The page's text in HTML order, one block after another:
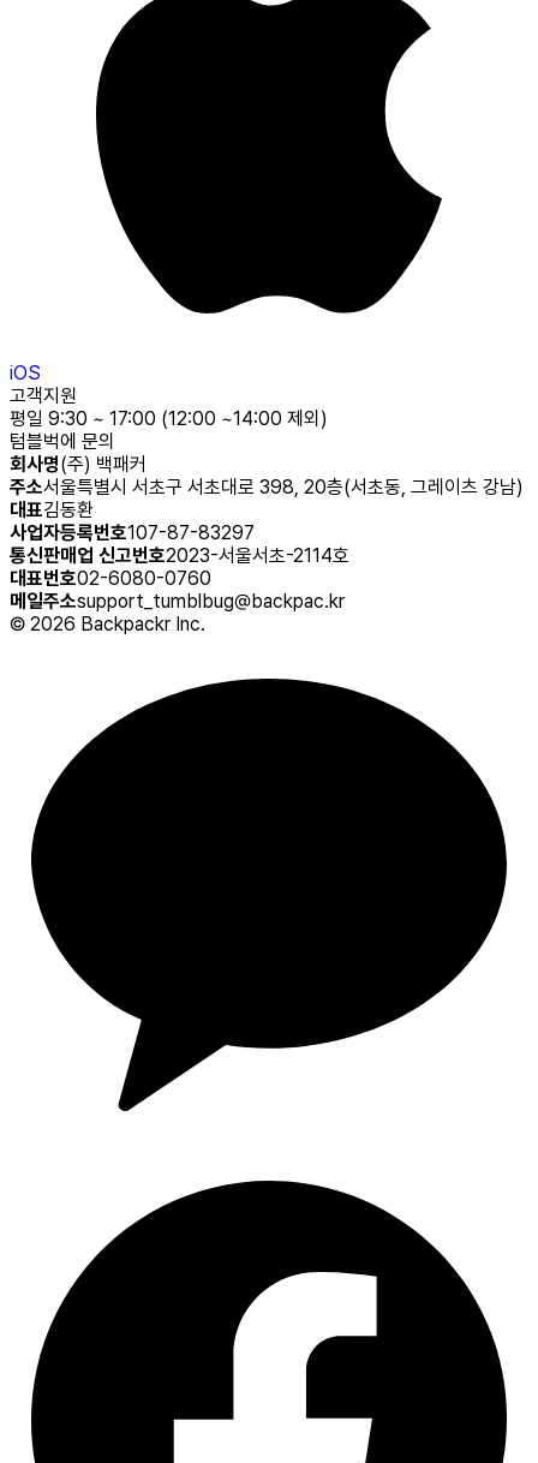
iOS
고객지원
평일 9:30 ~ 17:00 (12:00 ~14:00 제외)
텀블벅에 문의
회사명(주) 백패커
주소서울특별시 서초구 서초대로 398, 20층(서초동, 그레이츠 강남)
대표김동환
사업자등록번호107-87-83297
통신판매업 신고번호2023-서울서초-2114호
대표번호02-6080-0760
메일주소support_tumblbug@backpac.kr
© 2026 Backpackr Inc.